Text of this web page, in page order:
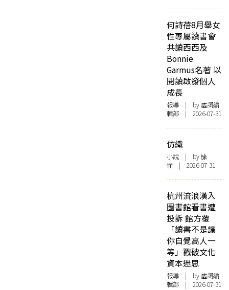
何詩蓓8月舉女
性專屬讀書會
共讀西西及
Bonnie
Garmus名著 以
閱讀啟發個人
成長
報導 | by 虛詞編
輯部 | 2026-07-31
仿織
小說 | by 悇
愉 | 2026-07-31
杭州流浪漢入
圖書館看書遭
投訴 館方覆
「讀書不是讓
你自覺高人一
等」戳破文化
資本迷思
報導 | by 虛詞編
輯部 | 2026-07-31